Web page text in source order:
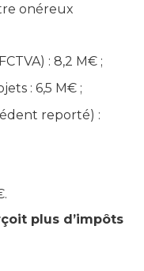
onéreux
: 8,2 M€ ;
: 6,5 M€ ;
reporté) :
plus d’impôts